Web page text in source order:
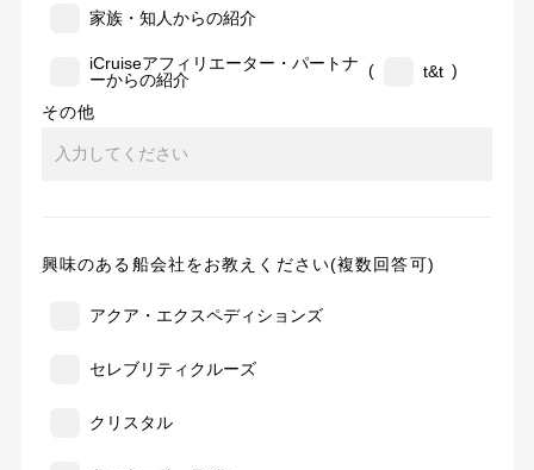
家族・知人からの紹介
iCruiseアフィリエーター・パートナ
ーからの紹介
( t&t )
その他
興味のある船会社をお教えください(複数回答可)
アクア・エクスペディションズ
セレブリティクルーズ
クリスタル